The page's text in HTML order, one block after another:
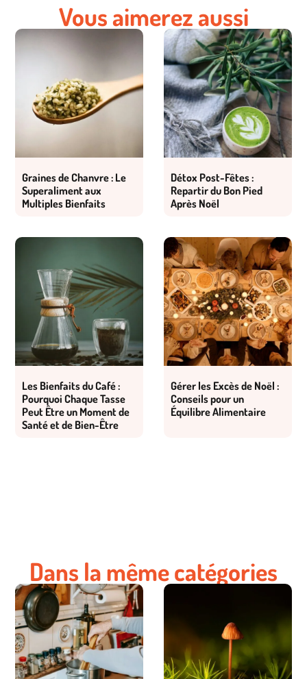
Vous aimerez aussi
Graines de Chanvre : Le
Superaliment aux
Multiples Bienfaits
Détox Post-Fêtes :
Repartir du Bon Pied
Après Noël
Les Bienfaits du Café :
Pourquoi Chaque Tasse
Peut Être un Moment de
Santé et de Bien-Être
Gérer les Excès de Noël :
Conseils pour un
Équilibre Alimentaire
Dans la même catégories